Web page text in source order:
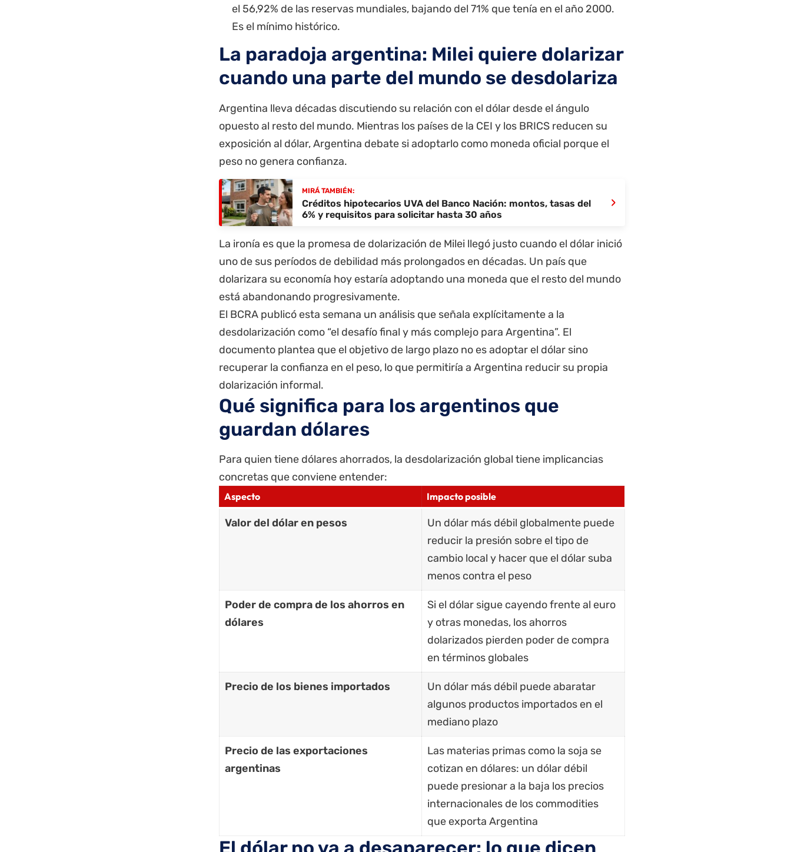
el 56,92% de las reservas mundiales, bajando del 71% que tenía en el año 2000.
Es el mínimo histórico.
La paradoja argentina: Milei quiere dolarizar
cuando una parte del mundo se desdolariza
Argentina lleva décadas discutiendo su relación con el dólar desde el ángulo
opuesto al resto del mundo. Mientras los países de la CEI y los BRICS reducen su
exposición al dólar, Argentina debate si adoptarlo como moneda oficial porque el
peso no genera confianza.
MIRÁ TAMBIÉN:
Créditos hipotecarios UVA del Banco Nación: montos, tasas del
6% y requisitos para solicitar hasta 30 años
›
La ironía es que la promesa de dolarización de Milei llegó justo cuando el dólar inició
uno de sus períodos de debilidad más prolongados en décadas. Un país que
dolarizara su economía hoy estaría adoptando una moneda que el resto del mundo
está abandonando progresivamente.
El BCRA publicó esta semana un análisis que señala explícitamente a la
desdolarización como “el desafío final y más complejo para Argentina”. El
documento plantea que el objetivo de largo plazo no es adoptar el dólar sino
recuperar la confianza en el peso, lo que permitiría a Argentina reducir su propia
dolarización informal.
Qué significa para los argentinos que
guardan dólares
Para quien tiene dólares ahorrados, la desdolarización global tiene implicancias
concretas que conviene entender:
Aspecto Impacto posible
Valor del dólar en pesos
Un dólar más débil globalmente puede
reducir la presión sobre el tipo de
cambio local y hacer que el dólar suba
menos contra el peso
Poder de compra de los ahorros en
dólares
Si el dólar sigue cayendo frente al euro
y otras monedas, los ahorros
dolarizados pierden poder de compra
en términos globales
Precio de los bienes importados
Un dólar más débil puede abaratar
algunos productos importados en el
mediano plazo
Precio de las exportaciones
argentinas
Las materias primas como la soja se
cotizan en dólares: un dólar débil
puede presionar a la baja los precios
internacionales de los commodities
que exporta Argentina